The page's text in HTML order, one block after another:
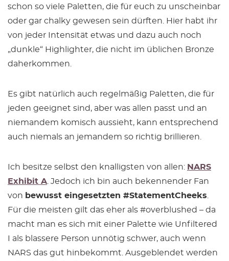
schon so viele Paletten, die für euch zu unscheinbar
oder gar chalky gewesen sein dürften. Hier habt ihr
von jeder Intensität etwas und dazu auch noch
„dunkle“ Highlighter, die nicht im üblichen Bronze
daherkommen.
Es gibt natürlich auch regelmäßig Paletten, die für
jeden geeignet sind, aber was allen passt und an
niemandem komisch aussieht, kann entsprechend
auch niemals an jemandem so richtig brillieren.
Ich besitze selbst den knalligsten von allen: NARS
Exhibit A . Jedoch ich bin auch bekennender Fan
von bewusst eingesetzten #StatementCheeks
Für die meisten gilt das eher als #overblushed – da
macht man es sich mit einer Palette wie Unfiltered
I als blassere Person unnötig schwer, auch wenn
NARS das gut hinbekommt. Ausgeblendet werden